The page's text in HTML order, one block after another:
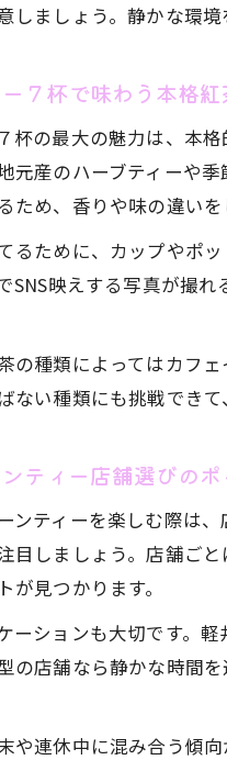
しましょう。静かな環
７杯で味わう本格
杯の最大の魅力は、本
元産のハーブティーや
ため、香りや味の違いを
るために、カップやポ
SNS映えする写真が撮
の種類によってはカフ
ない種類にも挑戦でき
ティー店舗選びの
ンティーを楽しむ際は
目しましょう。店舗ご
見つかります。
ーションも大切です。
の店舗なら静かな時間
や連休中に混み合う傾